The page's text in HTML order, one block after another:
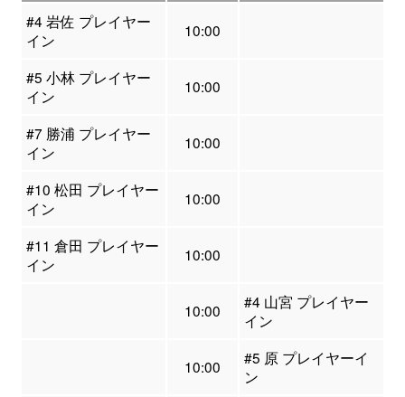
#4 岩佐 プレイヤー
イン
10:00
#5 小林 プレイヤー
イン
10:00
#7 勝浦 プレイヤー
イン
10:00
#10 松田 プレイヤー
イン
10:00
#11 倉田 プレイヤー
イン
10:00
10:00
#4 山宮 プレイヤー
イン
10:00
#5 原 プレイヤーイ
ン